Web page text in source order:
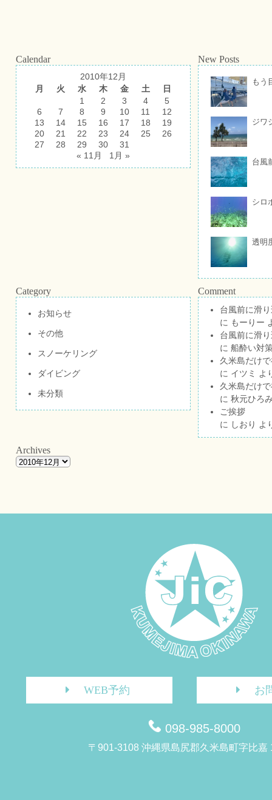
Calendar
2010年12月
月
火 水 木 金 土
日
1
2 3 4
5
6
7 8 9 10 11
12
13
14 15 16 17 18
19
20
21 22 23 24 25
26
27
28 29 30
31
« 11月
1月 »
New Posts
もう
ジワ
台風
シロ
透明
Category
お知らせ
その他
スノーケリング
ダイビング
未分類
Comment
台風前に滑
に もーりー
台風前に滑
に 船酔い対
久米島だけ
に イツミ
よ
久米島だけ
に 秋元ひろ
ご挨拶
に しおり よ
Archives
WEB予約 お
098-985-8000
〒901-3108 沖縄県島尻郡久米島町字比嘉